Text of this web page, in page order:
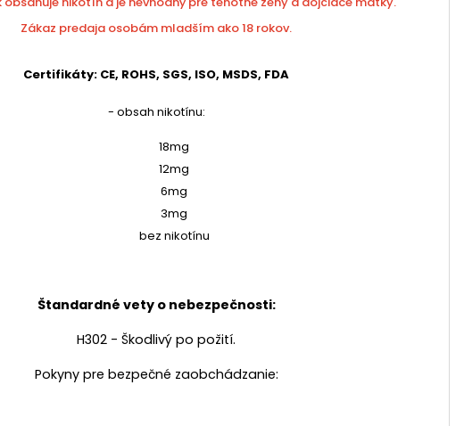
Zákaz predaja osobám mladším ako 18 rokov.
Certifikáty: CE, ROHS, SGS, ISO, MSDS, FDA
- obsah nikotínu:
18mg
12mg
6mg
3mg
bez nikotínu
Štandardné vety o nebezpečnosti:
H302 - Škodlivý po požití.
Pokyny pre bezpečné zaobchádzanie: